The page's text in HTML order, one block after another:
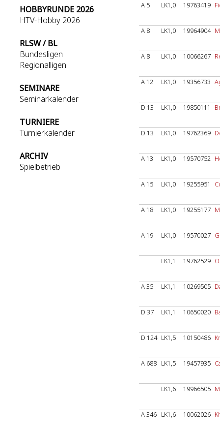
HOBBYRUNDE 2026
HTV-Hobby 2026
RLSW / BL
Bundesligen
Regionalligen
SEMINARE
Seminarkalender
TURNIERE
Turnierkalender
ARCHIV
Spielbetrieb
A 5 LK1,0 19763419
A 8 LK1,0 19964904
A 8 LK1,0 10066267
A 12 LK1,0 19356733
D 13 LK1,0 19850111
D 13 LK1,0 19762369
A 13 LK1,0 19570752
A 15 LK1,0 19255951
A 18 LK1,0 19255177
A 19 LK1,0 19570027
LK1,1 19762529
A 35 LK1,1 10269505
D 37 LK1,1 10650020
D 124 LK1,5 10150486
A 688 LK1,5 19457935
LK1,6 19966505
A 346 LK1,6 10062026